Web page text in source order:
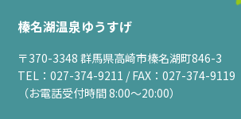
榛名湖温泉ゆうすげ
〒370-3348 群馬県高崎市榛名湖町846-3
TEL：027-374-9211 / FAX：027-374-9119
（お電話受付時間 8:00～20:00）